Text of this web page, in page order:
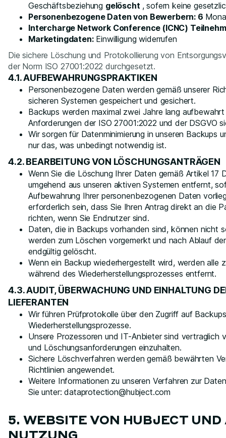
Geschäftsbeziehung gelöscht , sofern keine
Personenbezogene Daten von Bewerbern: 6
Intercharge Network Conference (ICNC)
Marketingdaten:Einwilligung widerrufen
Die sichere Löschung und Protokollierung von
der Norm ISO 27001:2022 durchgesetzt.
4.1. AUFBEWAHRUNGSPRAKTIKEN
Personenbezogene Daten werden gemäß unserer
sicheren Systemen gespeichert und gesichert.
Backups werden maximal zwei Jahre lang
Anforderungen der ISO 27001:2022 und der DSGVO
Wir sorgen für Datenminimierung in unseren Backups
nur das, was unbedingt notwendig ist.
4.2. BEARBEITUNG VON LÖSCHUNGSANTRÄGEN
Wenn Sie die Löschung Ihrer Daten gemäß Artikel 17
umgehend aus unseren aktiven Systemen entfernt,
Aufbewahrung Ihrer personenbezogenen Daten
erforderlich sein, dass Sie Ihren Antrag direkt an die
richten, wenn Sie Endnutzer sind.
Daten, die in Backups vorhanden sind, können nicht
werden zum Löschen vorgemerkt und nach Ablauf
endgültig gelöscht.
Wenn ein Backup wiederhergestellt wird, werden alle
während des Wiederherstellungsprozesses entfernt.
4.3. AUDIT, ÜBERWACHUNG UND EINHALTUNG
LIEFERANTEN
Wir führen Prüfprotokolle über den Zugriff auf
Wiederherstellungsprozesse.
Unsere Prozessoren und IT-Anbieter sind vertraglich
und Löschungsanforderungen einzuhalten.
Sichere Löschverfahren werden gemäß bewährten
Richtlinien angewendet.
Weitere Informationen zu unseren Verfahren zur
Sie unter: dataprotection@hubject.com
5. WEBSITE VON HUBJECT